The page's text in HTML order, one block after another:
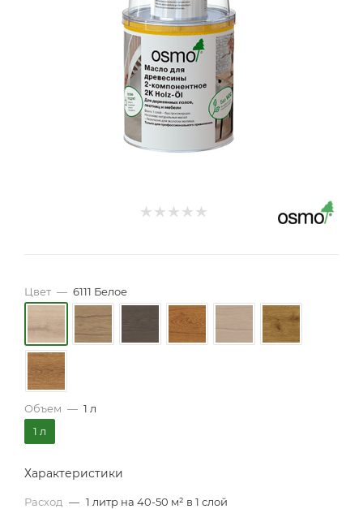
Цвет — 6111 Белое
Объем — 1 л
1 л
Характеристики
Расход — 1 литр на 40-50 м² в 1 слой